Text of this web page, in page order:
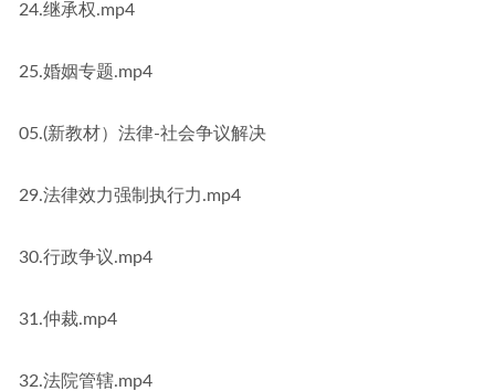
24.继承权.mp4
25.婚姻专题.mp4
05.(新教材）法律-社会争议解决
29.法律效力强制执行力.mp4
30.行政争议.mp4
31.仲裁.mp4
32.法院管辖.mp4